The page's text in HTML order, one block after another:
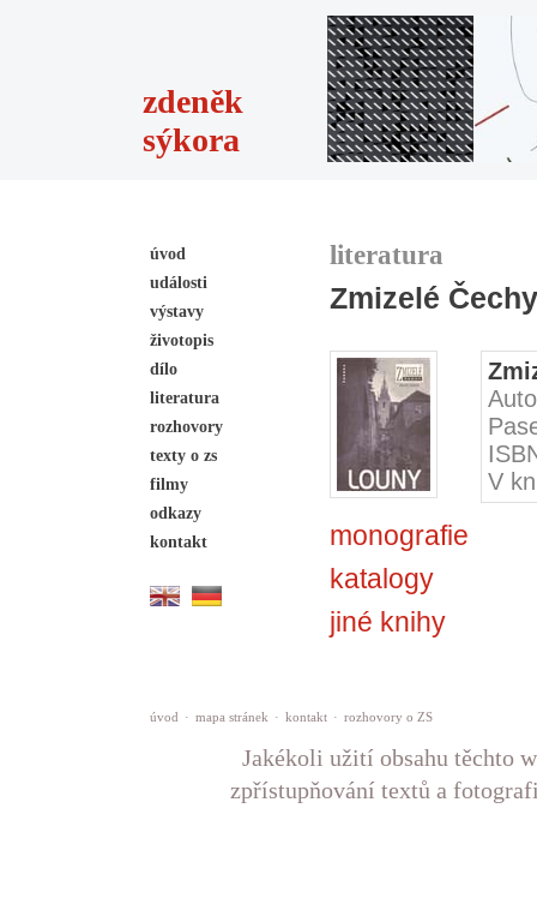
zdeněk
sýkora
úvod
události
výstavy
životopis
dílo
literatura
rozhovory
texty o zs
filmy
odkazy
kontakt
literatura
Zmizelé
V
monografie
katalogy
jiné knihy
úvod · mapa stránek · kontakt · rozhovory o ZS
Jakékoli užití obsahu těchto
zpřístupňování textů a